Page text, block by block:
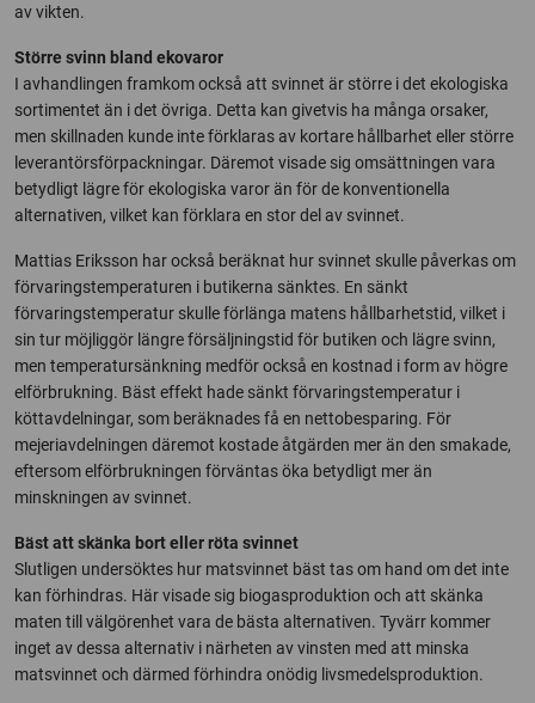
av vikten.
Större svinn bland ekovaror
I avhandlingen framkom också att svinnet är större i det ekologiska
sortimentet än i det övriga. Detta kan givetvis ha många orsaker,
men skillnaden kunde inte förklaras av kortare hållbarhet eller större
leverantörsförpackningar. Däremot visade sig omsättningen vara
betydligt lägre för ekologiska varor än för de konventionella
alternativen, vilket kan förklara en stor del av svinnet.
Mattias Eriksson har också beräknat hur svinnet skulle påverkas om
förvaringstemperaturen i butikerna sänktes. En sänkt
förvaringstemperatur skulle förlänga matens hållbarhetstid, vilket i
sin tur möjliggör längre försäljningstid för butiken och lägre svinn,
men temperatursänkning medför också en kostnad i form av högre
elförbrukning. Bäst effekt hade sänkt förvaringstemperatur i
köttavdelningar, som beräknades få en nettobesparing. För
mejeriavdelningen däremot kostade åtgärden mer än den smakade,
eftersom elförbrukningen förväntas öka betydligt mer än
minskningen av svinnet.
Bäst att skänka bort eller röta svinnet
Slutligen undersöktes hur matsvinnet bäst tas om hand om det inte
kan förhindras. Här visade sig biogasproduktion och att skänka
maten till välgörenhet vara de bästa alternativen. Tyvärr kommer
inget av dessa alternativ i närheten av vinsten med att minska
matsvinnet och därmed förhindra onödig livsmedelsproduktion.